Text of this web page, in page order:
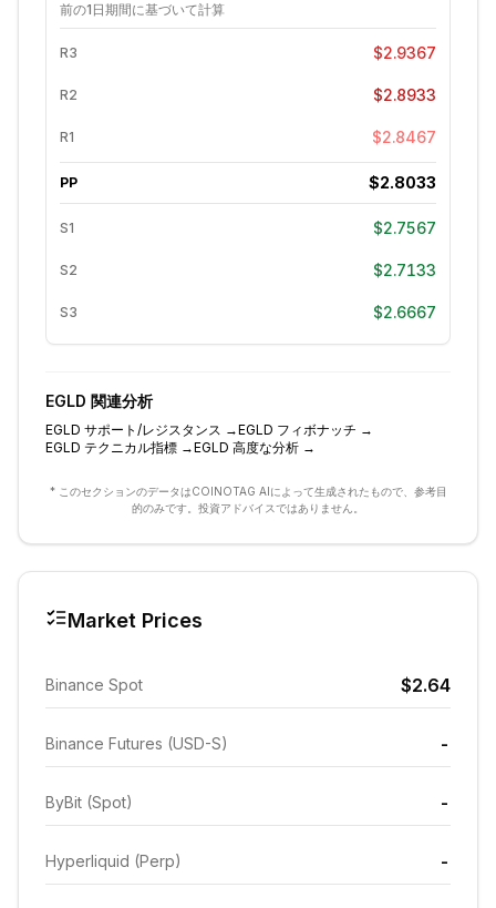
前の1日期間に基づいて計算
R3 $2.9367
R2 $2.8933
R1 $2.8467
PP $2.8033
S1 $2.7567
S2 $2.7133
S3 $2.6667
EGLD 関連分析
EGLD サポート/レジスタンス →EGLD フィボナッチ →
EGLD テクニカル指標 →EGLD 高度な分析 →
* このセクションのデータはCOINOTAG AIによって生成されたもので、参考目
的のみです。投資アドバイスではありません。
Market Prices
Binance Spot $2.64
Binance Futures (USD-S) -
ByBit (Spot) -
Hyperliquid (Perp) -